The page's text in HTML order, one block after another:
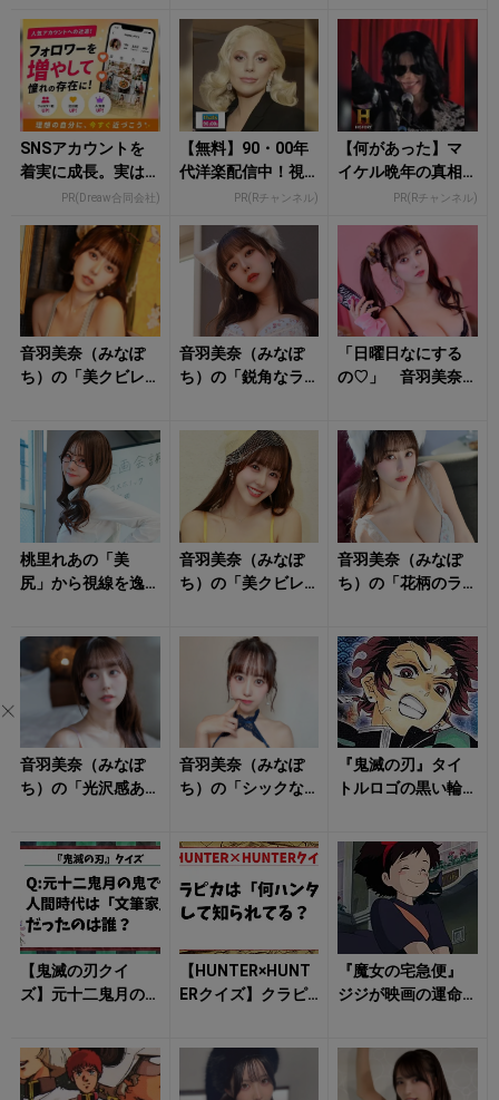
調！
SNSアカウントを
着実に成長。実は
みんなココ使って
PR(Dreaw合同会社)
【無料】90・00年
代洋楽配信中！視
聴で楽天ポイント
PR(Rチャンネル)
【何があった】マ
イケル晩年の真相
を無料で見るならR
PR(Rチャンネル)
音羽美奈（みなぽ
ち）の「美クビレ
中！
音羽美奈（みなぽ
ち）の「鋭角なラ
「日曜日なにする
の♡」 音羽美奈
撃ち抜かれる！
桃里れあの「美
尻」から視線を逸
音羽美奈（みなぽ
ち）の「美クビレ
音羽美奈（みなぽ
ち）の「花柄のラ
音羽美奈（みなぽ
ち）の「光沢感あ
音羽美奈（みなぽ
ち）の「シックな
する！
『鬼滅の刃』タイ
トルロゴの黒い輪
に残る「日の呼...
【鬼滅の刃クイ
ズ】元十二鬼月の
のは誰？
【HUNTER×HUNT
ERクイズ】クラピ
てる？
『魔女の宅急便』
ジジが映画の運命
転機の裏話